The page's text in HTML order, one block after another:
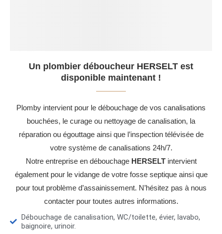
Un plombier déboucheur HERSELT est
disponible maintenant !
Plomby intervient pour le débouchage de vos canalisations
bouchées, le curage ou nettoyage de canalisation, la
réparation ou égouttage ainsi que l’inspection télévisée de
votre système de canalisations 24h/7.
Notre entreprise en débouchage HERSELTintervient
également pour le vidange de votre fosse septique ainsi que
pour tout problème d’assainissement. N’hésitez pas à nous
contacter pour toutes autres informations.
Débouchage de canalisation, WC/toilette, évier, lavabo,
baignoire, urinoir.